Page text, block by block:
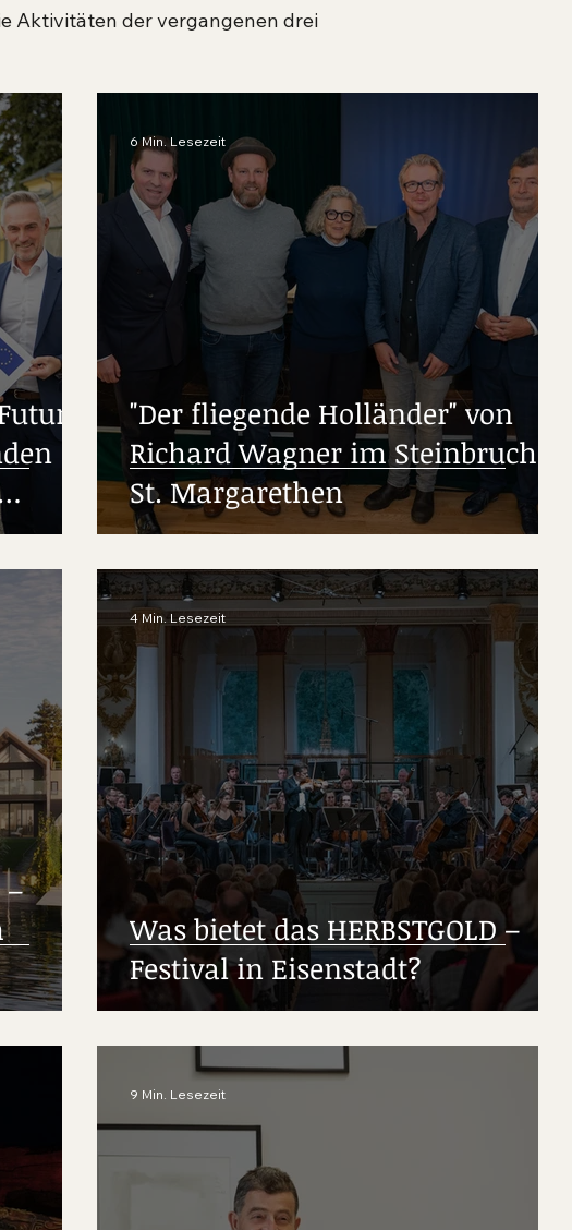
Aktivitäten der vergangenen drei
"Der fliegende Holländer" von
Richard Wagner im Steinbruch
St. Margarethen
6 Min. Lesezeit
Was bietet das HERBSTGOLD –
Festival in Eisenstadt?
4 Min. Lesezeit
9 Min. Lesezeit